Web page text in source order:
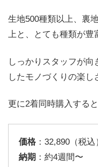
生地500種類以上、裏
上と、とても種類が豊
しっかりスタッフが向
したモノづくりの楽し
更に2着同時購入する
価格 ：32,890（税込
納期 ：約4週間〜